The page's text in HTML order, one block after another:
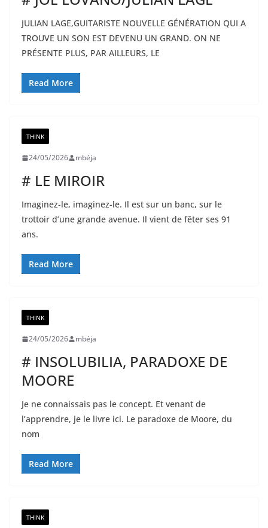
JULIAN LAGE,GUITARISTE NOUVELLE GÉNÉRATION QUI A
TROUVE UN SON EST DEVENU UN GRAND. ON NE
PRÉSENTE PLUS, PAR AILLEURS, LE
Read More
THINK
24/05/2026 mbéja
# LE MIROIR
Imaginez-le, imaginez-le. Il est sur un banc, sur le
trottoir d’une grande avenue. Il vient de fêter ses 91
ans.
Read More
THINK
24/05/2026 mbéja
# INSOLUBILIA, PARADOXE DE
MOORE
Je ne connaissais pas le concept. Et venant de
l’apprendre, je le livre ici. Le paradoxe de Moore, du
nom
Read More
THINK